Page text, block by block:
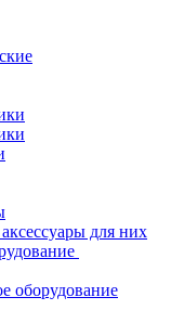
для них
оборудование